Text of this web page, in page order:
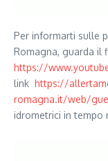
Per informarti sulle
Romagna, guarda il
https://
link https://
romagna.it/web/
idrometrici in tempo